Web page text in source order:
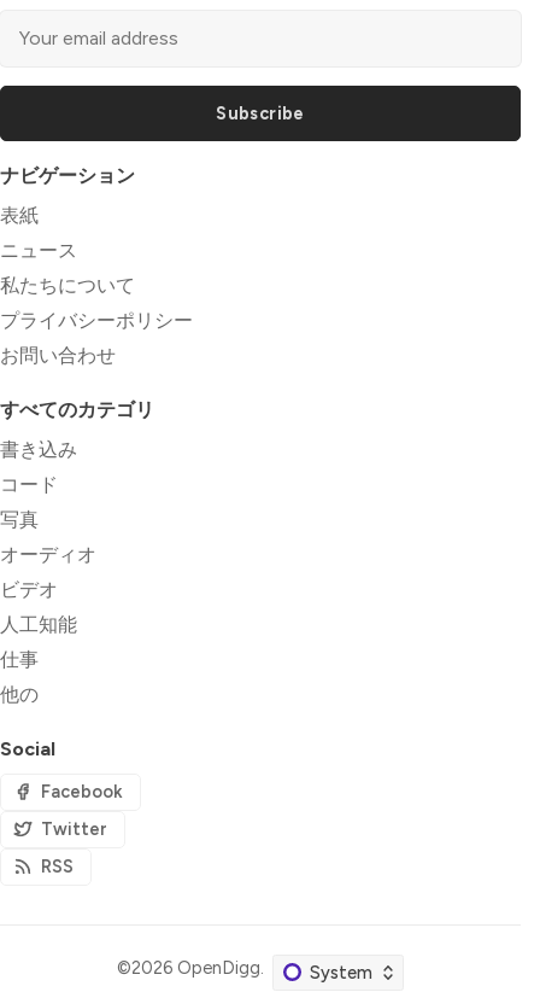
Subscribe
ナビゲーション
表紙
ニュース
私たちについて
プライバシーポリシー
お問い合わせ
すべてのカテゴリ
書き込み
コード
写真
オーディオ
ビデオ
人工知能
仕事
他の
Social
Facebook
Twitter
RSS
©2026 OpenDigg.